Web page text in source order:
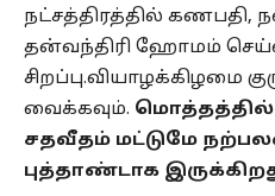
நட்சத்திரத்தில் கணபதி,
தன்வந்திரி ஹோமம்
சிறப்பு.வியாழக்கிழமை
வைக்கவும். மொத்தத்தில்
சதவீதம் மட்டுமே
புத்தாண்டாக